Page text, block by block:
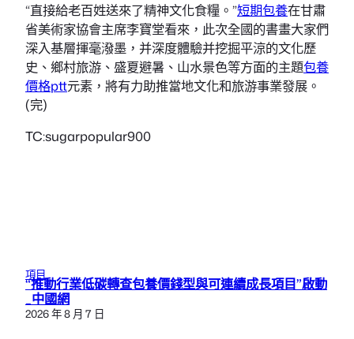
“直接給老百姓送來了精神文化食糧。”短期包養在甘肅
省美術家協會主席李寶堂看來，此次全國的書畫大家們
深入基層揮毫潑墨，并深度體驗并挖掘平涼的文化歷
史、鄉村旅游、盛夏避暑、山水景色等方面的主題包養
價格ptt元素，將有力助推當地文化和旅游事業發展。
(完)
TC:sugarpopular900
項目
“推動行業低碳轉查包養價錢型與可連續成長項目”啟動
_中國網
2026 年 8 月 7 日